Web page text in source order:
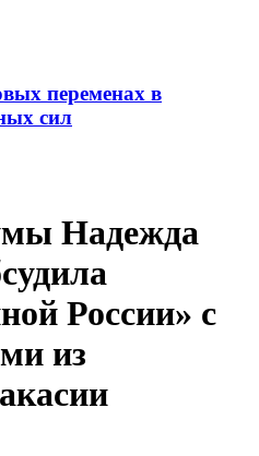
переменах в
сил
Надежда
России» с
из